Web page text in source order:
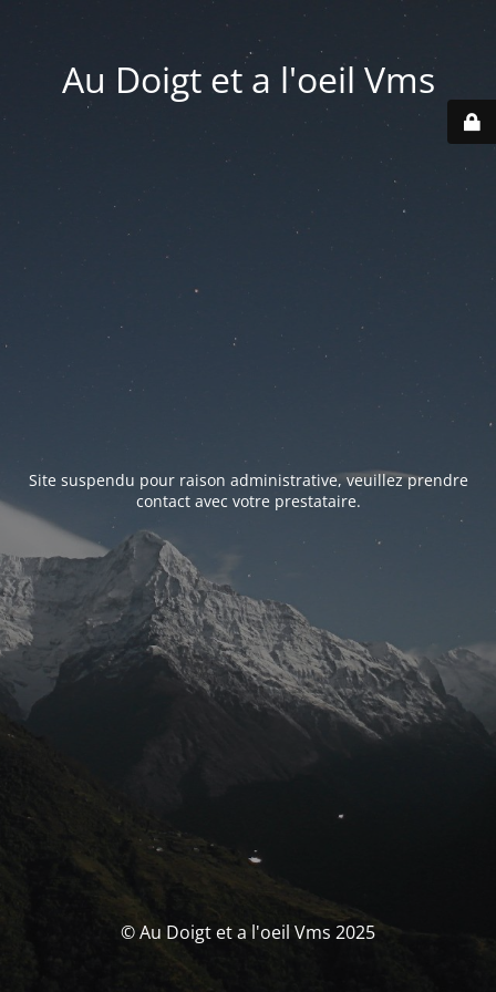
Au Doigt et a l'oeil Vms
Site suspendu pour raison administrative, veuillez prendre
contact avec votre prestataire.
© Au Doigt et a l'oeil Vms 2025